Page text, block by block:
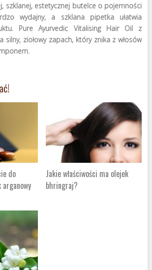
szklanej, estetycznej butelce o pojemności
wydajny, a szklana pipetka ułatwia
Pure Ayurvedic Vitalising Hair Oil z
silny, ziołowy zapach, który znika z włosów
do
Jakie właściwości ma olejek
bhringraj?